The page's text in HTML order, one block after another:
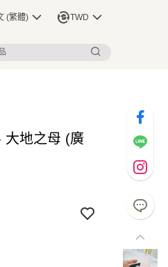
(繁體) TWD
大地之母 (廣